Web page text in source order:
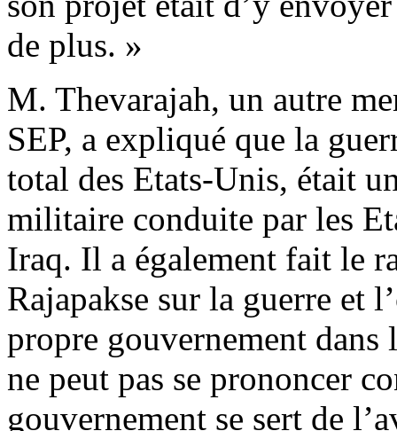
de plus. »
M. Thevarajah, un autre
SEP, a expliqué que la
total des Etats-Unis, était
militaire conduite par les
Iraq. Il a également fait le
Rajapakse sur la guerre et
propre gouvernement dans
ne peut pas se prononcer
gouvernement se sert de